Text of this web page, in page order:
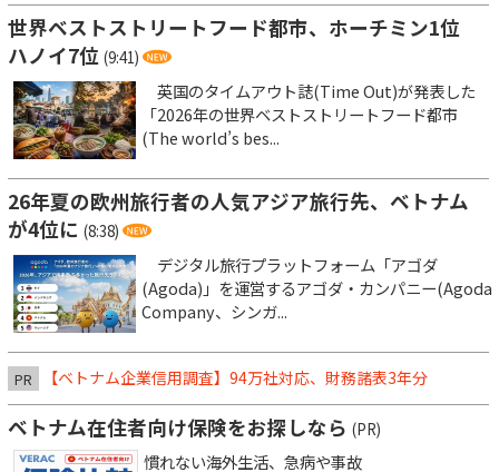
世界ベストストリートフード都市、ホーチミン1位
ハノイ7位 (9:41)
英国のタイムアウト誌(Time Out)が発表した
「2026年の世界ベストストリートフード都市
(The world’s bes...
26年夏の欧州旅行者の人気アジア旅行先、ベトナム
が4位に (8:38)
デジタル旅行プラットフォーム「アゴダ
(Agoda)」を運営するアゴダ・カンパニー(Agoda
Company、シンガ...
PR 【ベトナム企業信用調査】94万社対応、財務諸表3年分
ベトナム在住者向け保険をお探しなら (PR)
慣れない海外生活、急病や事故